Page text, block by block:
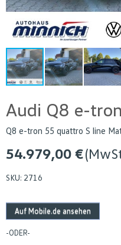
Audi Q8 e-tron
Q8 e-tron 55 quattro S line
54.979,00 €
SKU: 2716
Auf Mobile.de ansehen
-ODER-